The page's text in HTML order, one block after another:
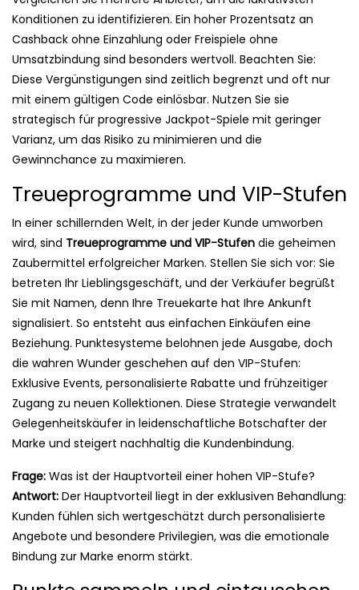
Konditionen zu identifizieren. Ein hoher Prozentsatz an
Cashback ohne Einzahlung oder Freispiele ohne
Umsatzbindung sind besonders wertvoll. Beachten Sie:
Diese Vergünstigungen sind zeitlich begrenzt und oft nur
mit einem gültigen Code einlösbar. Nutzen Sie sie
strategisch für progressive Jackpot-Spiele mit geringer
Varianz, um das Risiko zu minimieren und die
Gewinnchance zu maximieren.
Treueprogramme und VIP-Stufen
In einer schillernden Welt, in der jeder Kunde umworben
wird, sind Treueprogramme und VIP-Stufen die geheimen
Zaubermittel erfolgreicher Marken. Stellen Sie sich vor: Sie
betreten Ihr Lieblingsgeschäft, und der Verkäufer begrüßt
Sie mit Namen, denn Ihre Treuekarte hat Ihre Ankunft
signalisiert. So entsteht aus einfachen Einkäufen eine
Beziehung. Punktesysteme belohnen jede Ausgabe, doch
die wahren Wunder geschehen auf den VIP-Stufen:
Exklusive Events, personalisierte Rabatte und frühzeitiger
Zugang zu neuen Kollektionen. Diese Strategie verwandelt
Gelegenheitskäufer in leidenschaftliche Botschafter der
Marke und steigert nachhaltig die Kundenbindung.
Frage: Was ist der Hauptvorteil einer hohen VIP-Stufe?
Antwort: Der Hauptvorteil liegt in der exklusiven Behandlung:
Kunden fühlen sich wertgeschätzt durch personalisierte
Angebote und besondere Privilegien, was die emotionale
Bindung zur Marke enorm stärkt.